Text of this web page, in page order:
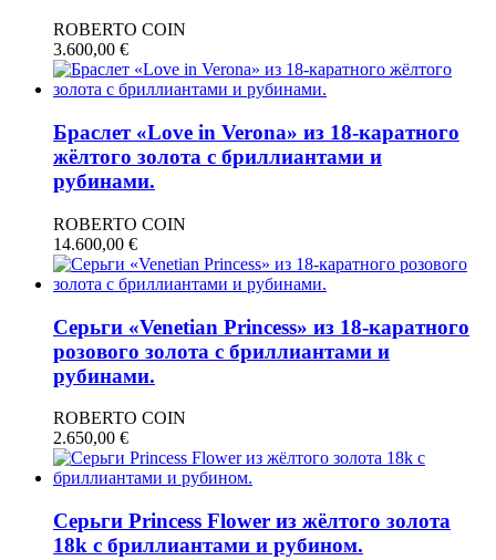
ROBERTO COIN
3.600,00 €
Браслет «Love in Verona» из 18-каратного
жёлтого золота с бриллиантами и
рубинами.
ROBERTO COIN
14.600,00 €
Серьги «Venetian Princess» из 18-каратного
розового золота с бриллиантами и
рубинами.
ROBERTO COIN
2.650,00 €
Серьги Princess Flower из жёлтого золота
18k с бриллиантами и рубином.